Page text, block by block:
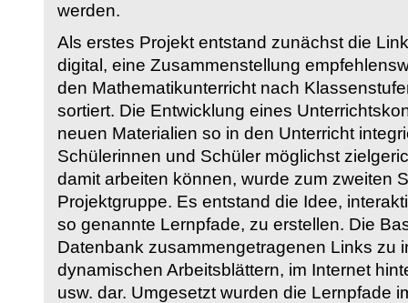
werden.
Als erstes Projekt entstand zunächst die
digital, eine Zusammenstellung
den Mathematikunterricht nach
sortiert. Die Entwicklung eines
neuen Materialien so in den Unterricht
Schülerinnen und Schüler möglichst
damit arbeiten können, wurde zum zweiten
Projektgruppe. Es entstand die Idee,
so genannte Lernpfade, zu erstellen. Die
Datenbank zusammengetragenen Links zu
dynamischen Arbeitsblättern, im Internet
usw. dar. Umgesetzt wurden die Lernpfade